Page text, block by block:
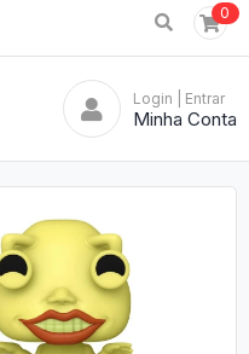
0
Login | Entrar
Minha Conta